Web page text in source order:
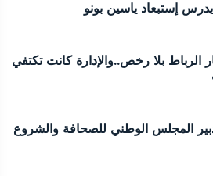
إستبعاد ياسين بونو
من تجار الرباط بلا رخص..والإدارة كانت تكتفي
المجلس الوطني للصحافة والشروع